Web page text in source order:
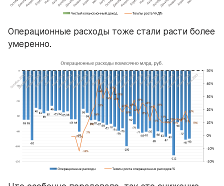
Операционные расходы тоже стали расти более
умеренно.